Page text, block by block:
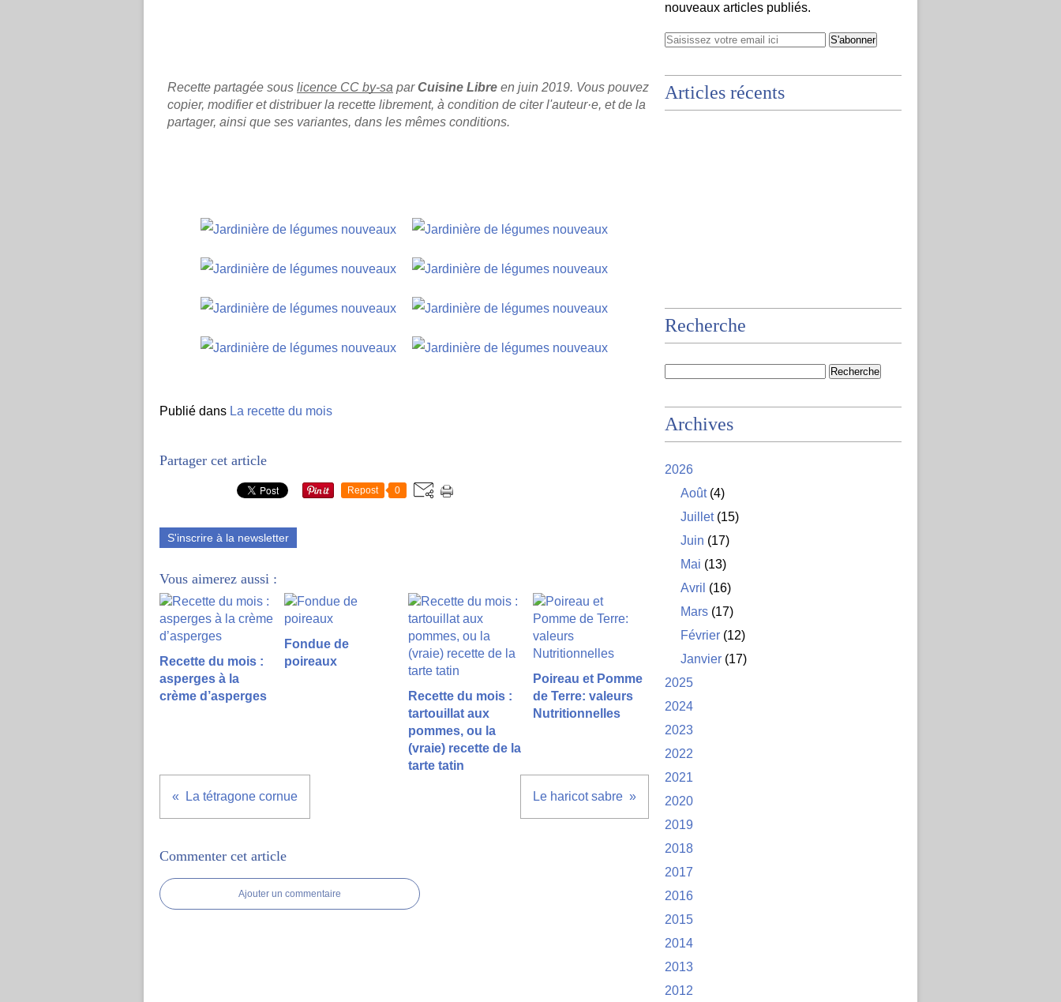
Recette partagée sous licence CC by-sa par Cuisine Libre en juin 2019. Vous pouvez
copier, modifier et distribuer la recette librement, à condition de citer l'auteur·e, et de la
partager, ainsi que ses variantes, dans les mêmes conditions.
Publié dans La recette du mois
Partager cet article
Repost 0
S'inscrire à la newsletter
Vous aimerez aussi :
Recette du mois :
asperges à la
crème d’asperges
Fondue de
poireaux
Recette du mois :
tartouillat aux
pommes, ou la
(vraie) recette de la
tarte tatin
Poireau et Pomme
de Terre: valeurs
Nutritionnelles
La tétragone cornue Le haricot sabre
Commenter cet article
Ajouter un commentaire
nouveaux articles publiés.
Articles récents
Recherche
Archives
2026
Août(4)
Juillet(15)
Juin (17)
Mai (13)
Avril (16)
Mars (17)
Février (12)
Janvier (17)
2025
2024
2023
2022
2021
2020
2019
2018
2017
2016
2015
2014
2013
2012